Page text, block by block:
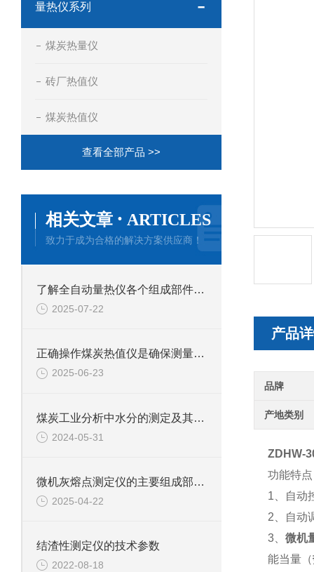
产品
品牌
产地类别
ZDHW-
功能特
1、自动
2、自动
3、 微机
能当量（
量热仪系列
煤炭热量仪
砖厂热值仪
煤炭热值仪
查看全部产品 >>
相关文章 · ARTICLES
致力于成为合格的解决方案供应商！
了解全自动量热仪各个组成部件功能特点才能更好的使用它
2025-07-22
正确操作煤炭热值仪是确保测量结果准确性的关键
2025-06-23
煤炭工业分析中水分的测定及其测定意义
2024-05-31
微机灰熔点测定仪的主要组成部件功能特点介绍
2025-04-22
结渣性测定仪的技术参数
2022-08-18